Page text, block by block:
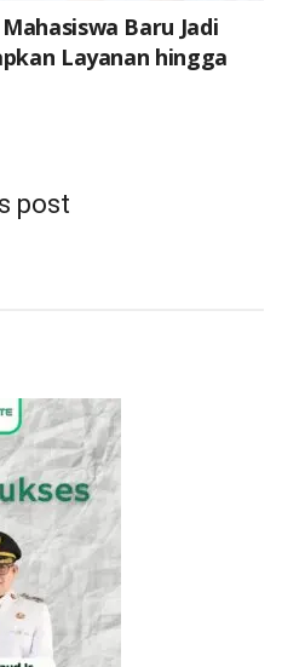
Baru Jadi
Layanan hingga
post